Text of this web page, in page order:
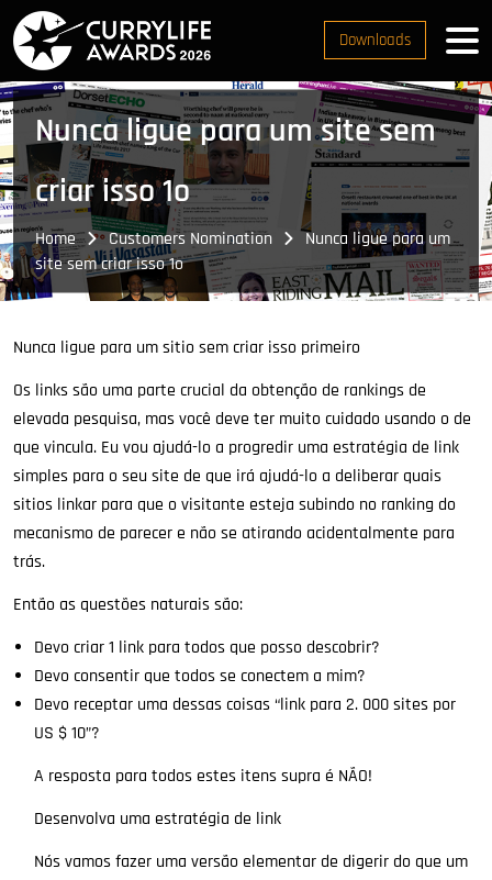
Downloads
Nunca ligue para um site sem
criar isso 1o
Home Customers Nomination
Nunca ligue para um
site sem criar isso 1o
Nunca ligue para um sitio sem criar isso primeiro
Os links são uma parte crucial da obtenção de rankings de
elevada pesquisa, mas você deve ter muito cuidado usando o de
que vincula. Eu vou ajudá-lo a progredir uma estratégia de link
simples para o seu site de que irá ajudá-lo a deliberar quais
sitios linkar para que o visitante esteja subindo no ranking do
mecanismo de parecer e não se atirando acidentalmente para
trás.
Então as questões naturais são:
Devo criar 1 link para todos que posso descobrir?
Devo consentir que todos se conectem a mim?
Devo receptar uma dessas coisas “link para 2. 000 sites por
US $ 10”?
A resposta para todos estes itens supra é NÃO!
Desenvolva uma estratégia de link
Nós vamos fazer uma versão elementar de digerir do que um